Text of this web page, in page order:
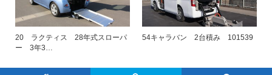
20 ラクティス 28年式スローパ
ー 3年3…
54キャラバン 2台積み 101539